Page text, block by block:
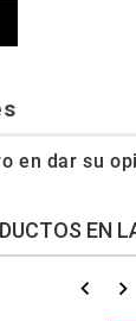
en dar su
EN